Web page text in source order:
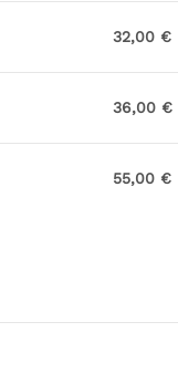
32,00 €
36,00 €
55,00 €